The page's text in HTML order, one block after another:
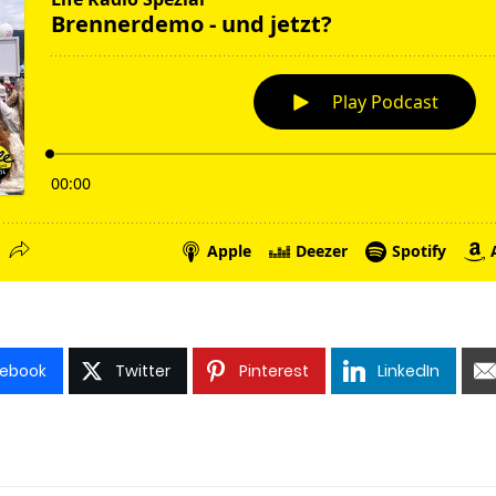
Twitter Pinterest LinkedIn